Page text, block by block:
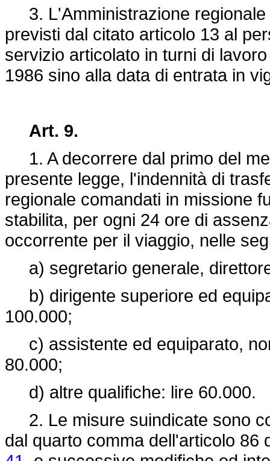
3. L'Amministrazione regionale
previsti dal citato articolo 13 al
servizio articolato in turni di
1986 sino alla data di entrata in
Art. 9.
1. A decorrere dal primo del
presente legge, l'indennità di
regionale comandati in missione
stabilita, per ogni 24 ore di
occorrente per il viaggio, nelle
a) segretario generale,
b) dirigente superiore ed
100.000;
c) assistente ed equiparato,
80.000;
d) altre qualifiche: lire 60.000.
2. Le misure suindicate sono
dal quarto comma dell'articolo 86